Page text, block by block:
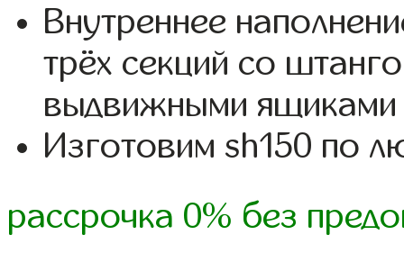
Внутреннее
трёх секций со
выдвижными ящиками
Изготовим sh150 по
рассрочка 0% без